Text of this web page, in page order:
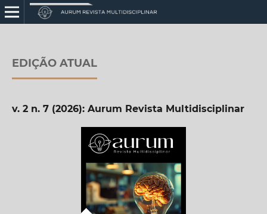
EDIÇÃO ATUAL
v. 2 n. 7 (2026): Aurum Revista Multidisciplinar